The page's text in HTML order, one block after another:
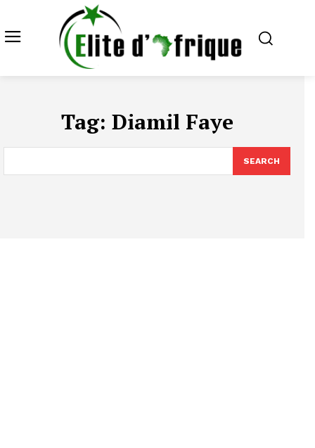
Tag: Diamil Faye
SEARCH